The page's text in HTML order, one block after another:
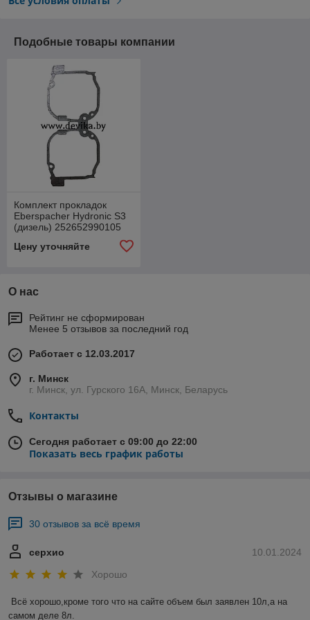
Подобные товары компании
Комплект прокладок
Eberspacher Hydronic S3
(дизель) 252652990105
Цену уточняйте
О нас
Рейтинг не сформирован
Менее 5 отзывов за последний год
Работает с 12.03.2017
г. Минск
г. Минск, ул. Гурского 16А, Минск, Беларусь
Контакты
Сегодня работает с 09:00 до 22:00
Показать весь график работы
Отзывы о магазине
30 отзывов за всё время
10.01.2024
серхио
Хорошо
Всё хорошо,кроме того что на сайте объем был заявлен 10л,а на
самом деле 8л.